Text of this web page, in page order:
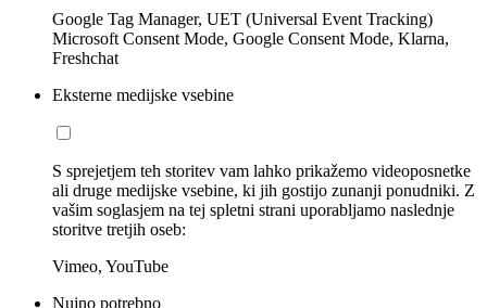
Google Tag Manager, UET (Universal Event Tracking)
Microsoft Consent Mode, Google Consent Mode, Klarna,
Freshchat
Eksterne medijske vsebine
S sprejetjem teh storitev vam lahko prikažemo videoposnetke
ali druge medijske vsebine, ki jih gostijo zunanji ponudniki. Z
vašim soglasjem na tej spletni strani uporabljamo naslednje
storitve tretjih oseb:
Vimeo, YouTube
Nujno potrebno